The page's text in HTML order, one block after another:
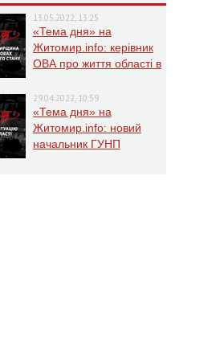
13.05.2022, 13:25
«Тема дня» на
Житомир.info: керівник
ОВА про життя області в
29.04.2022, 10:59
«Тема дня» на
Житомир.info: новий
начальник ГУНП